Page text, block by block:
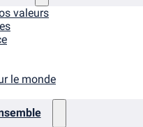
valeurs
le monde